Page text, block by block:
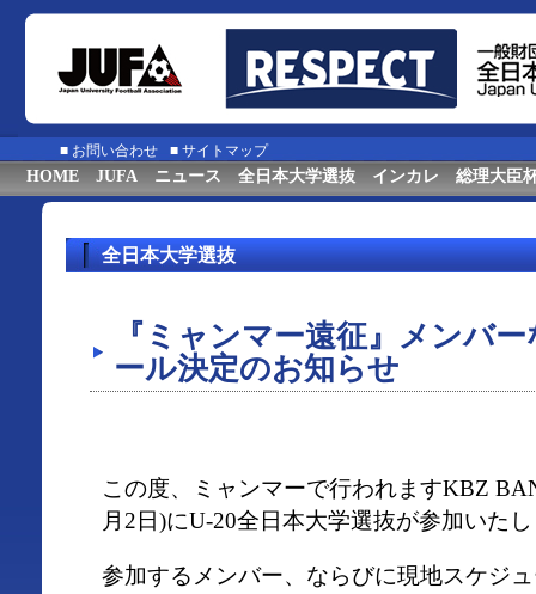
■ お問い合わせ ■ サイトマップ
HOME JUFA ニュース 全日本大学選抜 インカレ 総理大臣
全日本大学選抜
『ミャンマー遠征』メンバ
ール決定のお知らせ
この度、ミャンマーで行われますKBZ
月2日)にU-20全日本大学選抜が参加いた
参加するメンバー、ならびに現地スケジ